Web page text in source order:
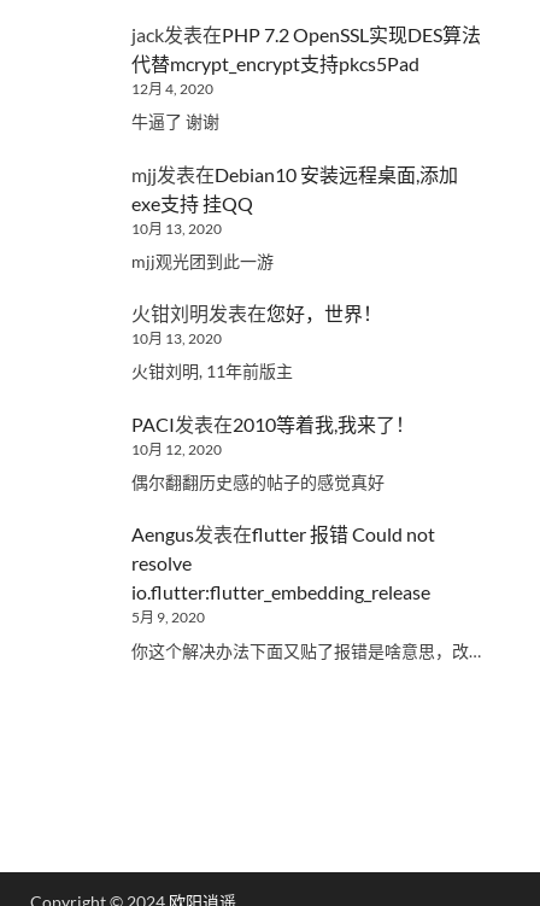
jack发表在PHP 7.2 OpenSSL实现DES算法
代替mcrypt_encrypt支持pkcs5Pad
12月 4, 2020
牛逼了 谢谢
mjj发表在Debian10 安装远程桌面,添加
exe支持 挂QQ
10月 13, 2020
mjj观光团到此一游
火钳刘明发表在您好，世界！
10月 13, 2020
火钳刘明, 11年前版主
PACI发表在2010等着我,我来了！
10月 12, 2020
偶尔翻翻历史感的帖子的感觉真好
Aengus发表在flutter 报错 Could not
resolve
io.flutter:flutter_embedding_release
5月 9, 2020
你这个解决办法下面又贴了报错是啥意思，改…
Copyright © 2024 欧阳逍遥